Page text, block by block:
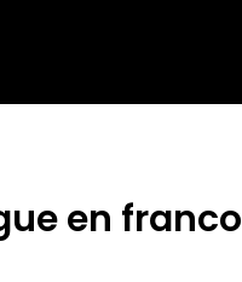
en franco